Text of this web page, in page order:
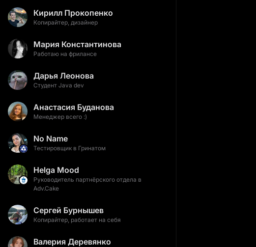
Кирилл Прокопенко
Копирайтер, дизайнер
Мария Константинова
Работаю на фрилансе
Дарья Леонова
Студент Java dev
Анастасия Буданова
Менеджер всего :)
No Name
Тестировщик в Гринатом
Helga Mood
Руководитель партнёрского отдела в
Adv.Cake
Сергей Бурнышев
Копирайтер, работает на себя
Валерия Деревянко